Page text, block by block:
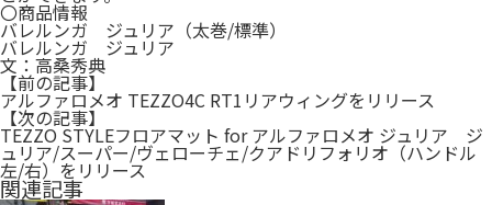
〇商品情報
バレルンガ ジュリア（太巻/標準）
バレルンガ ジュリア
文：高桑秀典
【前の記事】
アルファロメオ TEZZO4C RT1リアウィングをリリース
【次の記事】
TEZZO STYLEフロアマット for アルファロメオ ジュリア ジ
ュリア/スーパー/ヴェローチェ/クアドリフォリオ（ハンドル
左/右）をリリース
関連記事